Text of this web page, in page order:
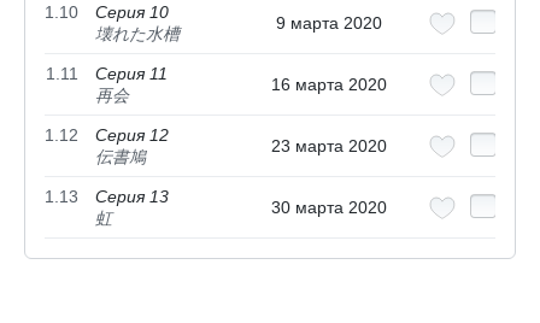
1.10
Серия 10
壊れた水槽
9 марта 2020
1.11
Серия 11
再会
16 марта 2020
1.12
Серия 12
伝書鳩
23 марта 2020
1.13
Серия 13
虹
30 марта 2020